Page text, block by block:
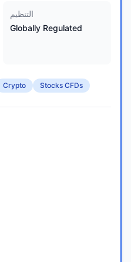
التنظيم
Globally Regulated
Crypto Stocks CFDs